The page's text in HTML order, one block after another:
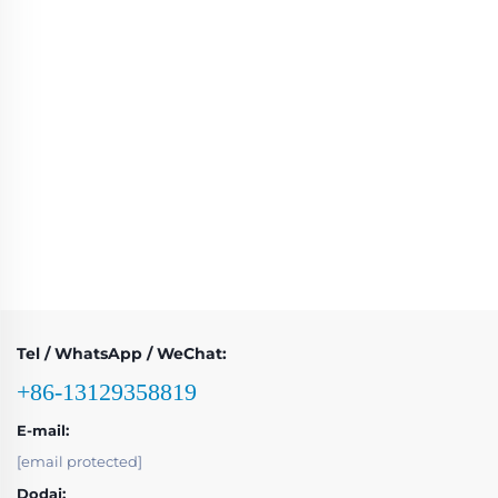
Tel / WhatsApp / WeChat:
+86-13129358819
E-mail:
[email protected]
Dodaj: